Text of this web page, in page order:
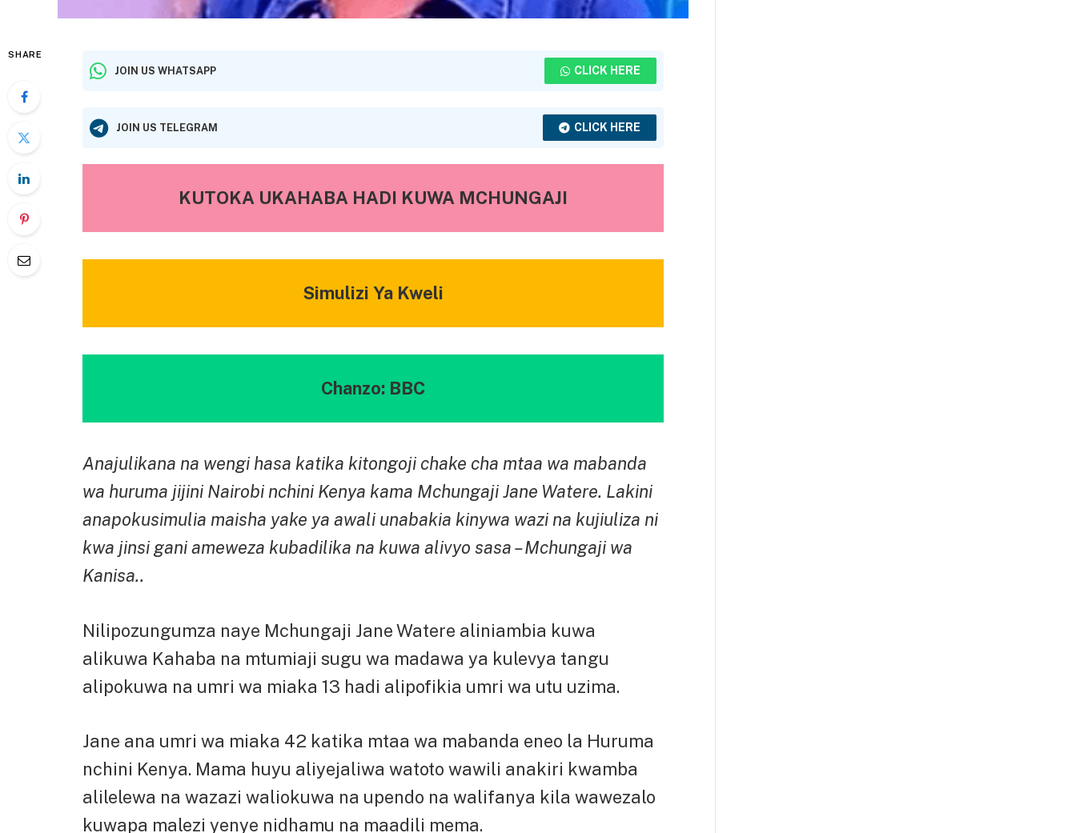
SHARE
JOIN US WHATSAPP CLICK HERE
JOIN US TELEGRAM CLICK HERE
KUTOKA UKAHABA HADI KUWA MCHUNGAJI
Simulizi Ya Kweli
Chanzo: BBC
Anajulikana na wengi hasa katika kitongoji chake cha mtaa wa mabanda
wa huruma jijini Nairobi nchini Kenya kama Mchungaji Jane Watere. Lakini
anapokusimulia maisha yake ya awali unabakia kinywa wazi na kujiuliza ni
kwa jinsi gani ameweza kubadilika na kuwa alivyo sasa – Mchungaji wa
Kanisa..
Nilipozungumza naye Mchungaji Jane Watere aliniambia kuwa
alikuwa Kahaba na mtumiaji sugu wa madawa ya kulevya tangu
alipokuwa na umri wa miaka 13 hadi alipofikia umri wa utu uzima.
Jane ana umri wa miaka 42 katika mtaa wa mabanda eneo la Huruma
nchini Kenya. Mama huyu aliyejaliwa watoto wawili anakiri kwamba
alilelewa na wazazi waliokuwa na upendo na walifanya kila wawezalo
kuwapa malezi yenye nidhamu na maadili mema.